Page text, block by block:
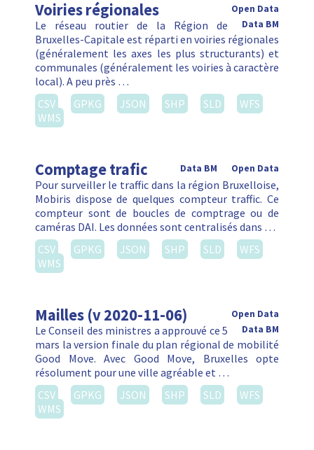
Voiries régionales
Open Data
Data BM
Le réseau routier de la Région de
Bruxelles-Capitale est réparti en voiries régionales
(généralement les axes les plus structurants) et
communales (généralement les voiries à caractère
local). A peu près …
CSV
GPKG JSON SHP SLD
WFS
WMS
Comptage trafic Open Data
Data BM
Pour surveiller le traffic dans la région Bruxelloise,
Mobiris dispose de quelques compteur traffic. Ce
compteur sont de boucles de comptrage ou de
caméras DAI. Les données sont centralisés dans …
CSV
GPKG JSON SHP SLD
WFS
WMS
Mailles (v 2020-11-06)
Open Data
Data BM
Le Conseil des ministres a approuvé ce 5
mars la version finale du plan régional de mobilité
Good Move. Avec Good Move, Bruxelles opte
résolument pour une ville agréable et …
CSV
GPKG JSON SHP SLD
WFS
WMS